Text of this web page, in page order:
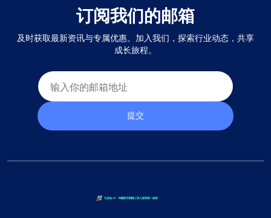
订阅我们的邮箱
及时获取最新资讯与专属优惠。加入我们，探索行业动态，共享
成长旅程。
提交